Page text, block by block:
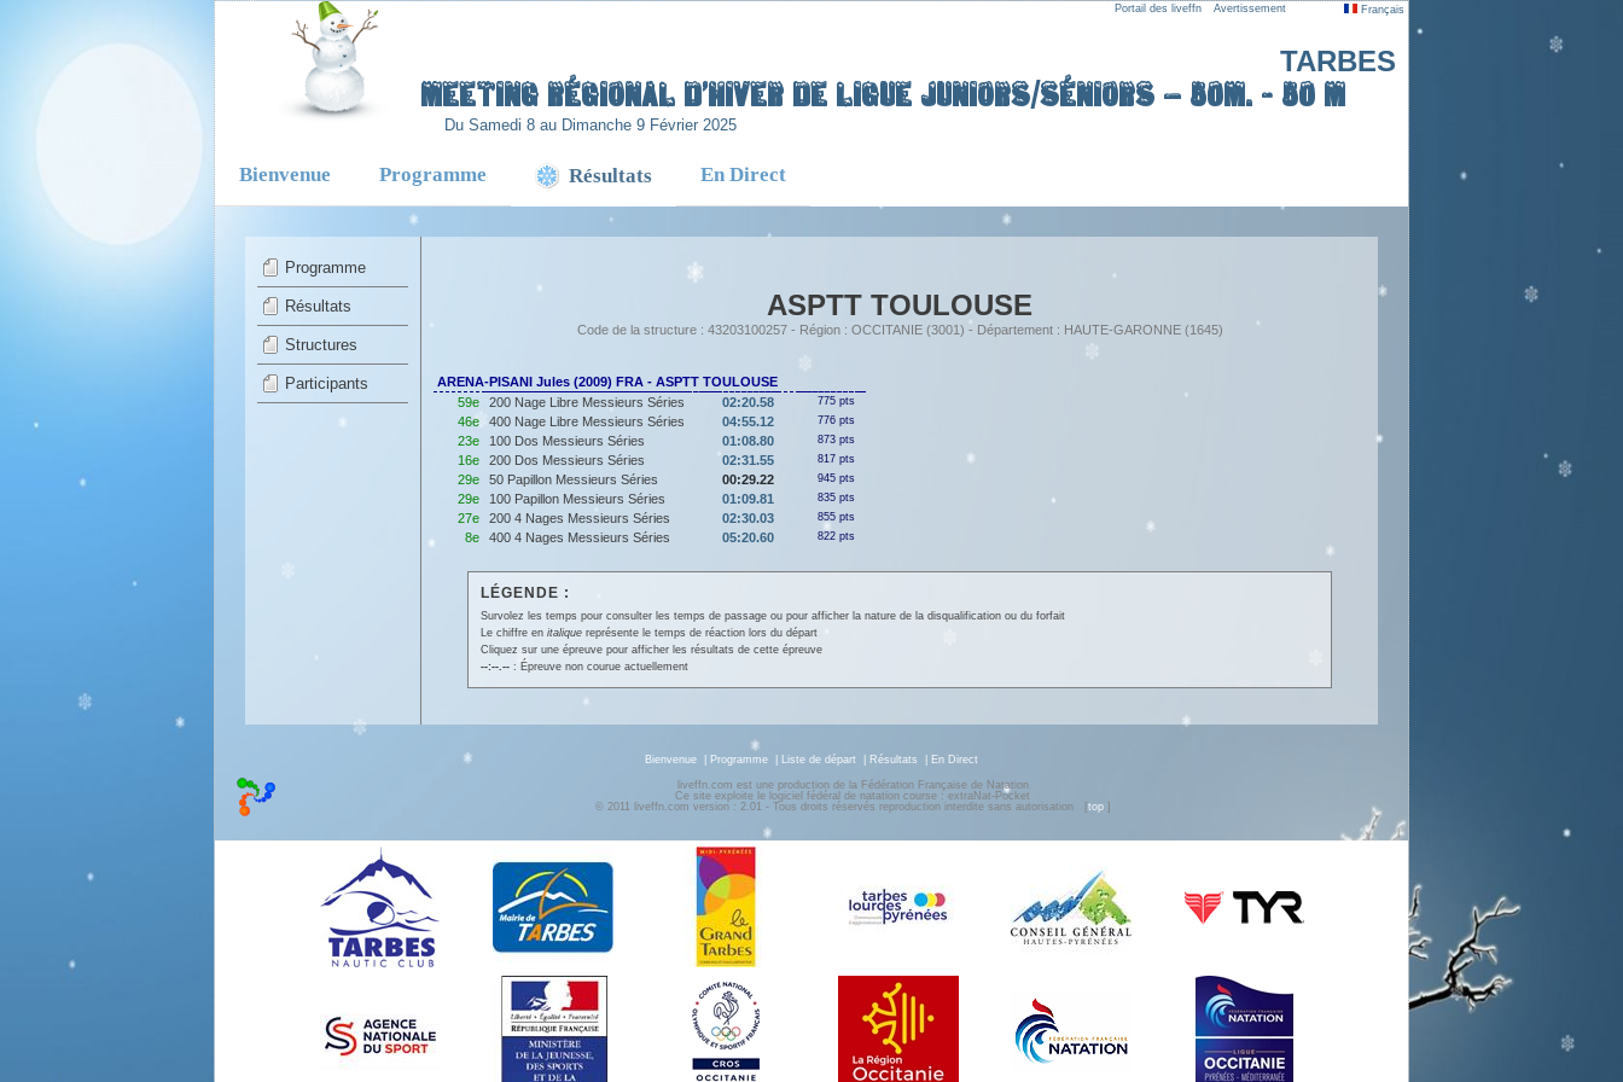
Portail des liveffn Avertissement Français
TARBES
Meeting Régional d’Hiver de Ligue Juniors/Séniors – 50m. - 50 m
Du Samedi 8 au Dimanche 9 Février 2025
Bienvenue Programme Résultats En Direct
Programme
Résultats
Structures
Participants
ASPTT TOULOUSE
Code de la structure : 43203100257 - Région : OCCITANIE (3001) - Département : HAUTE-GARONNE (1645)
ARENA-PISANI Jules (2009) FRA - ASPTT TOULOUSE
59e
200 Nage Libre Messieurs Séries 02:20.58 775 pts
46e 400 Nage Libre Messieurs Séries 04:55.12 776 pts
23e 100 Dos Messieurs Séries 01:08.80 873 pts
16e 200 Dos Messieurs Séries 02:31.55 817 pts
29e 50 Papillon Messieurs Séries 00:29.22 945 pts
29e 100 Papillon Messieurs Séries 01:09.81 835 pts
27e 200 4 Nages Messieurs Séries 02:30.03 855 pts
8e 400 4 Nages Messieurs Séries 05:20.60 822 pts
LÉGENDE :
Survolez les temps pour consulter les temps de passage ou pour afficher la nature de la disqualification ou du forfait
Le chiffre en italiquereprésente le temps de réaction lors du départ
Cliquez sur une épreuve pour afficher les résultats de cette épreuve
--:--.--: Épreuve non courue actuellement
Bienvenue Programme Liste de départ Résultats En Direct
liveffn.com est une production de la Fédération Française de Natation
Ce site exploite le logiciel fédéral de natation course : extraNat-Pocket
© 2011 liveffn.com version : 2.01 - Tous droits réservés reproduction interdite sans autorisation
top ]